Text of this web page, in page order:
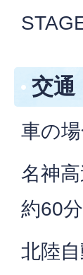
交通
車の
名神
約60分
北陸